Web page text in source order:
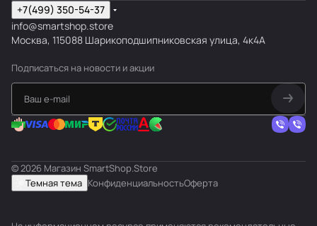
+7(499) 350-54-37
info@smartshop.store
Москва, 115088 Шарикоподшипниковская улица, 4к4А
Подписаться на новости и акции
© 2026 Магазин SmartShop.Store
Темная тема КонфиденциальностьОферта